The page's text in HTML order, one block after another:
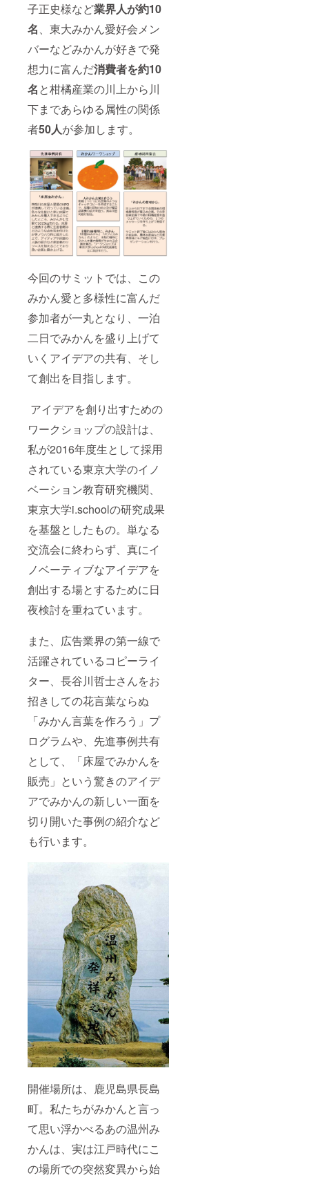
子正史様など業界人が約10
名、東大みかん愛好会メン
バーなどみかんが好きで発
想力に富んだ消費者を約10
名と柑橘産業の川上から川
下まであらゆる属性の関係
者50人が参加します。
今回のサミットでは、この
みかん愛と多様性に富んだ
参加者が一丸となり、一泊
二日でみかんを盛り上げて
いくアイデアの共有、そし
て創出を目指します。
アイデアを創り出すための
ワークショップの設計は、
私が2016年度生として採用
されている東京大学のイノ
ベーション教育研究機関、
東京大学i.schoolの研究成果
を基盤としたもの。単なる
交流会に終わらず、真にイ
ノベーティブなアイデアを
創出する場とするために日
夜検討を重ねています。
また、広告業界の第一線で
活躍されているコピーライ
ター、長谷川哲士さんをお
招きしての花言葉ならぬ
「みかん言葉を作ろう」プ
ログラムや、先進事例共有
として、「床屋でみかんを
販売」という驚きのアイデ
アでみかんの新しい一面を
切り開いた事例の紹介など
も行います。
開催場所は、鹿児島県長島
町。私たちがみかんと言っ
て思い浮かべるあの温州み
かんは、実は江戸時代にこ
の場所での突然変異から始